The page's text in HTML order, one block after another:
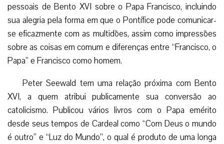
pessoais de Bento XVI sobre o Papa Francisco, incluindo
sua alegria pela forma em que o Pontífice pode comunicar-
se eficazmente com as multidões, assim como impressões
sobre as coisas em comum e diferenças entre “Francisco, o
Papa” e Francisco como homem.
Peter Seewald tem uma relação próxima com Bento
XVI, a quem atribui publicamente sua conversão ao
catolicismo. Publicou vários livros com o Papa emérito
desde seus tempos de Cardeal como “Com Deus o mundo
é outro” e “Luz do Mundo”, o qual é produto de uma longa